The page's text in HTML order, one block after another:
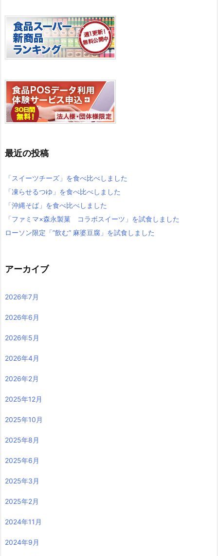
最近の投稿
「スイーツチーズ」を食べ比べしました
「凍らせるつゆ」を食べ比べしました
「沖縄そば」を食べ比べしました
「ファミマ×森永製菓 コラボスイーツ」を試食しました
ローソン限定「”飲む” 麻婆豆腐」を試食しました
アーカイブ
2026年7月
2026年6月
2026年5月
2026年4月
2026年2月
2025年12月
2025年10月
2025年8月
2025年6月
2025年3月
2025年2月
2024年11月
2024年9月